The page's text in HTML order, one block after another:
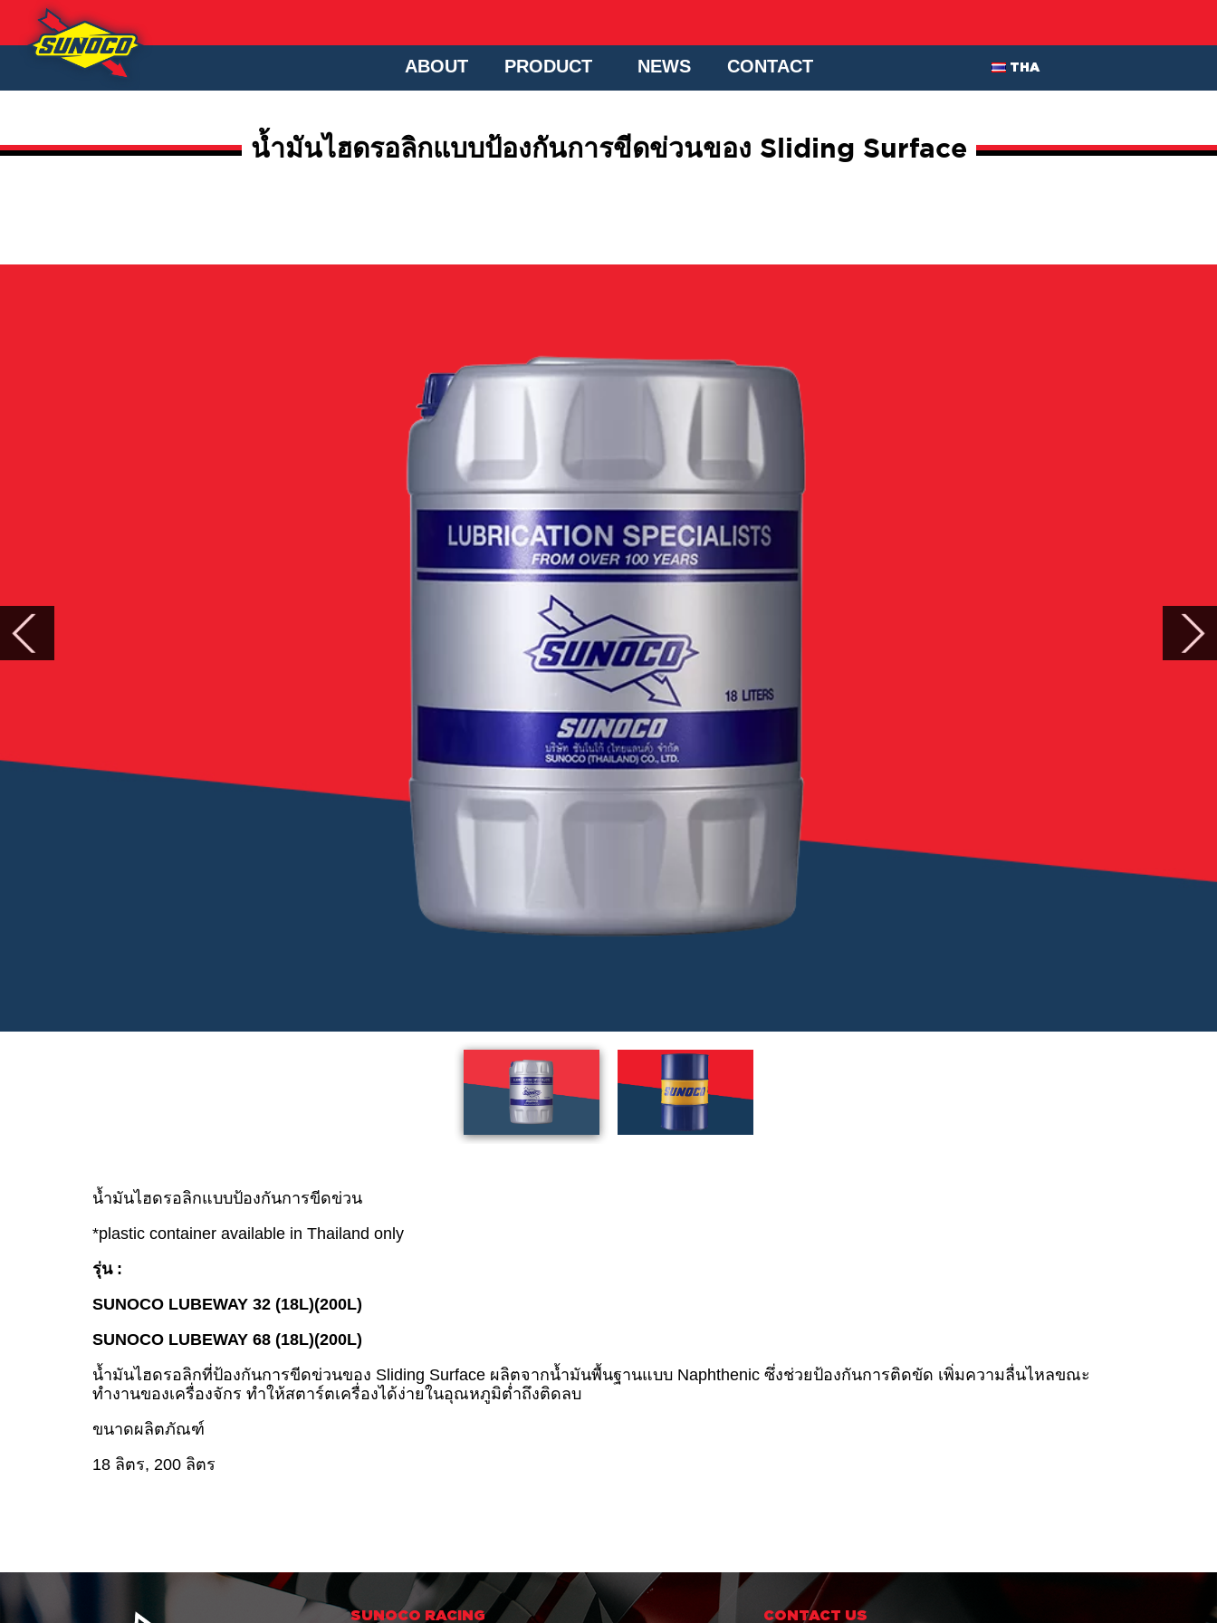
ABOUT PRODUCT NEWS CONTACT THA
น้ำมันไฮดรอลิกแบบป้องกันการขีดข่วนของ Sliding Surface
น้ำมันไฮดรอลิกแบบป้องกันการขีดข่วน
*plastic container available in Thailand only
รุ่น :
SUNOCO LUBEWAY 32 (18L)(200L)
SUNOCO LUBEWAY 68 (18L)(200L)
น้ำมันไฮดรอลิกที่ป้องกันการขีดข่วนของ Sliding Surface ผลิตจากน้ำมันพื้นฐานแบบ Naphthenic ซึ่งช่วยป้องกันการติดขัด เพิ่มความลื่นไหลขณะ
ทำงานของเครื่องจักร ทำให้สตาร์ตเครื่องได้ง่ายในอุณหภูมิต่ำถึงติดลบ
ขนาดผลิตภัณฑ์
18 ลิตร, 200 ลิตร
SUNOCO RACING CONTACT US